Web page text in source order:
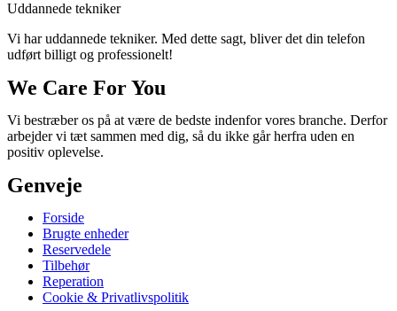
Uddannede tekniker
Vi har uddannede tekniker. Med dette sagt, bliver det din telefon
udført billigt og professionelt!
We Care For You
Vi bestræber os på at være de bedste indenfor vores branche. Derfor
arbejder vi tæt sammen med dig, så du ikke går herfra uden en
positiv oplevelse.
Genveje
Forside
Brugte enheder
Reservedele
Tilbehør
Reperation
Cookie & Privatlivspolitik